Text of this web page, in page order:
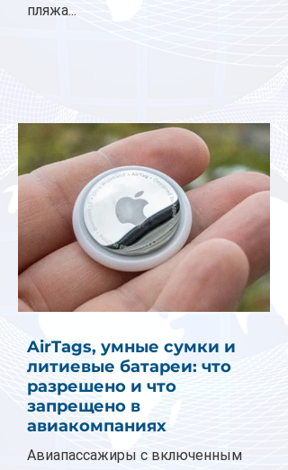
пляжа...
AirTags, умные сумки и
литиевые батареи: что
разрешено и что
запрещено в
авиакомпаниях
Авиапассажиры с включенным